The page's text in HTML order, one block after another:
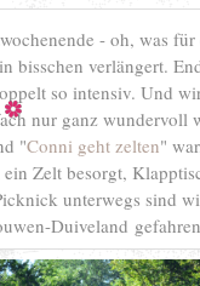
- oh, was
bisschen verlängert.
so intensiv. Und
nur ganz wundervoll
"Conni geht zelten"
Zelt besorgt,
unterwegs sind
Duiveland